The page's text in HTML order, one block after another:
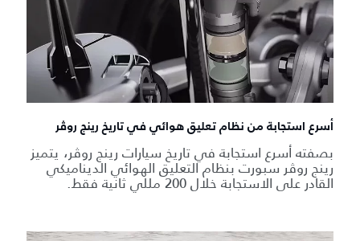
أسرع استجابة من نظام تعليق هوائي في تاريخ رينج روڤر
بصفته أسرع استجابة في تاريخ سيارات رينج روڤر، يتميز
رينج روڤر سبورت بنظام التعليق الهوائي الديناميكي
القادر على الاستجابة خلال 200 مللي ثانية فقط.